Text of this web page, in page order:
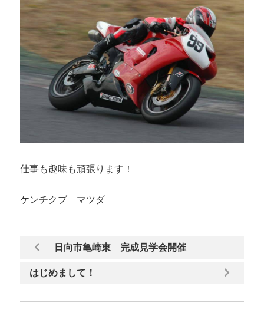
仕事も趣味も頑張ります！
ケンチクブ マツダ
日向市亀崎東 完成見学会開催
はじめまして！